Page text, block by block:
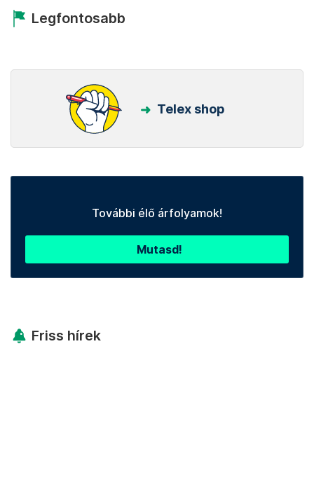
Legfontosabb
Telex shop
További élő árfolyamok!
Mutasd!
Friss hírek